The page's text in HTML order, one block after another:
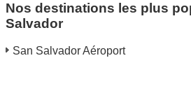
Nos destinations les plus
Salvador
San Salvador Aéroport